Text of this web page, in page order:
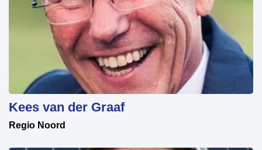
Kees van der Graaf
Regio Noord